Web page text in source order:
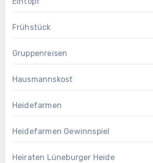
Frühstück
Gruppenreisen
Hausmannskost
Heidefarmen
Heidefarmen Gewinnspiel
Heiraten Lüneburger Heide